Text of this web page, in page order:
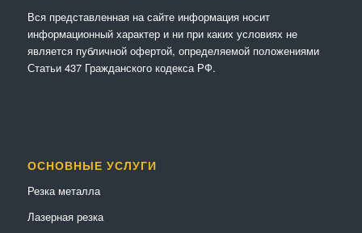
Вся представленная на сайте информация носит
информационный характер и ни при каких условиях не
является публичной офертой, определяемой положениями
Статьи 437 Гражданского кодекса РФ.
ОСНОВНЫЕ УСЛУГИ
Резка металла
Лазерная резка